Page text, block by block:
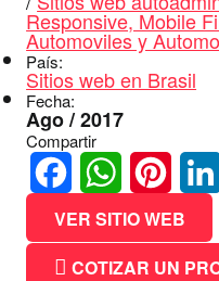
Responsive, Mobile
Automoviles y
País:
Sitios web en Brasil
Fecha:
Ago / 2017
Compartir
FacebookWhatsApp
Pinterest
VER SITIO WEB
COTIZAR UN